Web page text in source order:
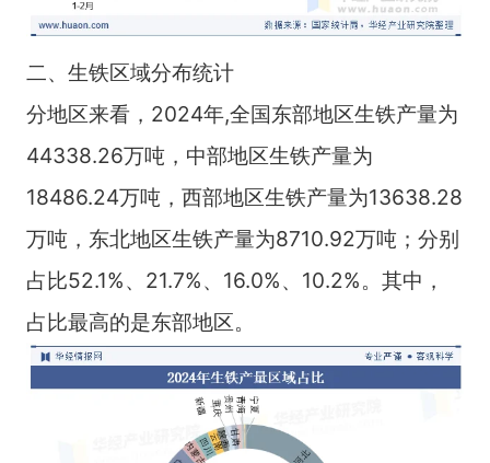
二、生铁区域分布统计
分地区来看，2024年,全国东部地区生铁产量为
44338.26万吨，中部地区生铁产量为
18486.24万吨，西部地区生铁产量为13638.28
万吨，东北地区生铁产量为8710.92万吨；分别
占比52.1%、21.7%、16.0%、10.2%。其中，
占比最高的是东部地区。